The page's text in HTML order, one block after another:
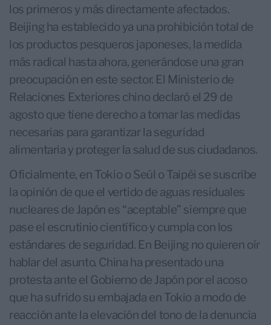
los primeros y más directamente afectados.
Beijing ha establecido ya una prohibición total de
los productos pesqueros japoneses, la medida
más radical hasta ahora, generándose una gran
preocupación en este sector. El Ministerio de
Relaciones Exteriores chino declaró el 29 de
agosto que tiene derecho a tomar las medidas
necesarias para garantizar la seguridad
alimentaria y proteger la salud de sus ciudadanos.
Oficialmente, en Tokio o Seúl o Taipéi se suscribe
la opinión de que el vertido de aguas residuales
nucleares de Japón es “aceptable” siempre que
pase el escrutinio científico y cumpla con los
estándares de seguridad. En Beijing no quieren oír
hablar del asunto. China ha presentado una
protesta ante el Gobierno de Japón por el acoso
que ha sufrido su embajada en Tokio a modo de
reacción ante la elevación del tono de la denuncia